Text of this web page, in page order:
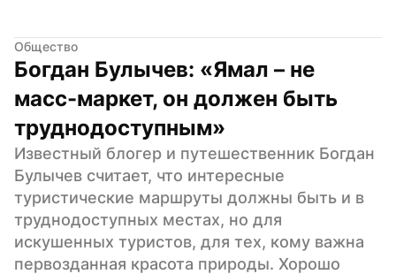
Общество
Богдан Булычев: «Ямал – не
масс-маркет, он должен быть
труднодоступным»
Известный блогер и путешественник Богдан
Булычев считает, что интересные
туристические маршруты должны быть и в
труднодоступных местах, но для
искушенных туристов, для тех, кому важна
первозданная красота природы. Хорошо